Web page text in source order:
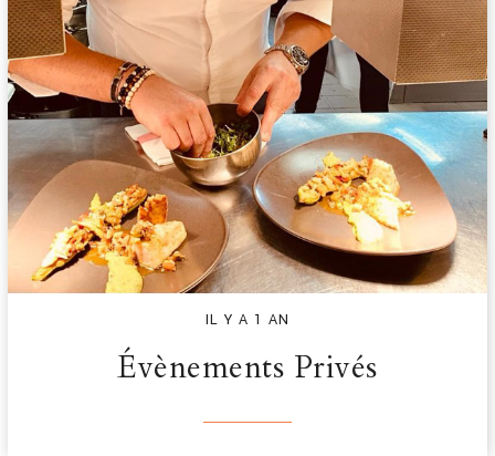
IL Y A 1 AN
Évènements Privés